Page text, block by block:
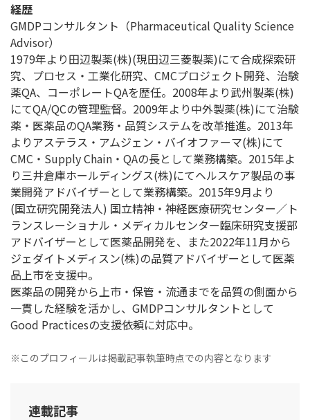
経歴
GMDPコンサルタント（Pharmaceutical Quality Science
Advisor）
1979年より田辺製薬(株)(現田辺三菱製薬)にて合成探索研
究、プロセス・工業化研究、CMCプロジェクト開発、治験
薬QA、コーポレートQAを歴任。2008年より武州製薬(株)
にてQA/QCの管理監督。2009年より中外製薬(株)にて治験
薬・医薬品のQA業務・品質システムを改革推進。2013年
よりアステラス・アムジェン・バイオファーマ(株)にて
CMC・Supply Chain・QAの長として業務構築。2015年よ
り三井倉庫ホールディングス(株)にてヘルスケア製品の事
業開発アドバイザーとして業務構築。2015年9月より
(国立研究開発法人) 国立精神・神経医療研究センター／ト
ランスレーショナル・メディカルセンター臨床研究支援部
アドバイザーとして医薬品開発を、また2022年11月から
ジェダイトメディスン(株)の品質アドバイザーとして医薬
品上市を支援中。
医薬品の開発から上市・保管・流通までを品質の側面から
一貫した経験を活かし、GMDPコンサルタントとして
Good Practicesの支援依頼に対応中。
※このプロフィールは掲載記事執筆時点での内容となります
連載記事